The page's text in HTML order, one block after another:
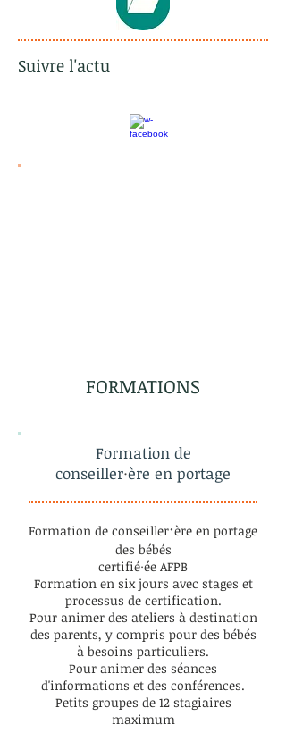
Suivre l'actu
FORMATIONS
Formation de
conseiller·ère en portage
Formation de conseiller·ère en portage
des bébés
certifié·ée AFPB
Formation en six jours avec stages et
processus de certification.
Pour animer des ateliers à destination
des parents, y compris pour des bébés
à besoins particuliers.
Pour animer des séances
d'informations et des conférences.
Petits groupes de 12 stagiaires
maximum